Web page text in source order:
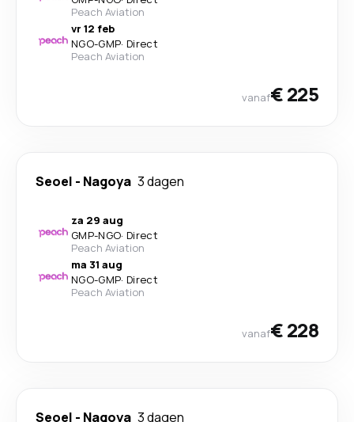
Peach Aviation
vr 12 feb
NGO-GMP· Direct
Peach Aviation
vanaf€ 225
Seoel - Nagoya 3 dagen
za 29 aug
GMP-NGO· Direct
Peach Aviation
ma 31 aug
NGO-GMP· Direct
Peach Aviation
vanaf€ 228
Seoel - Nagoya 3 dagen